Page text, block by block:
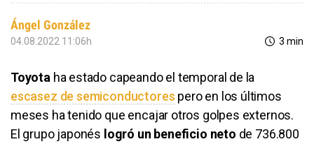
Ángel González
04.08.2022 11:06h 3 min
Toyota ha estado capeando el temporal de la
escasez de semiconductores pero en los últimos
meses ha tenido que encajar otros golpes externos.
El grupo japonés logró un beneficio neto de 736.800